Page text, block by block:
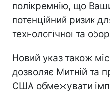
полікремнію, що
потенційний ризик
технологічної та
Новий указ також
дозволяє Митній та
США обмежувати